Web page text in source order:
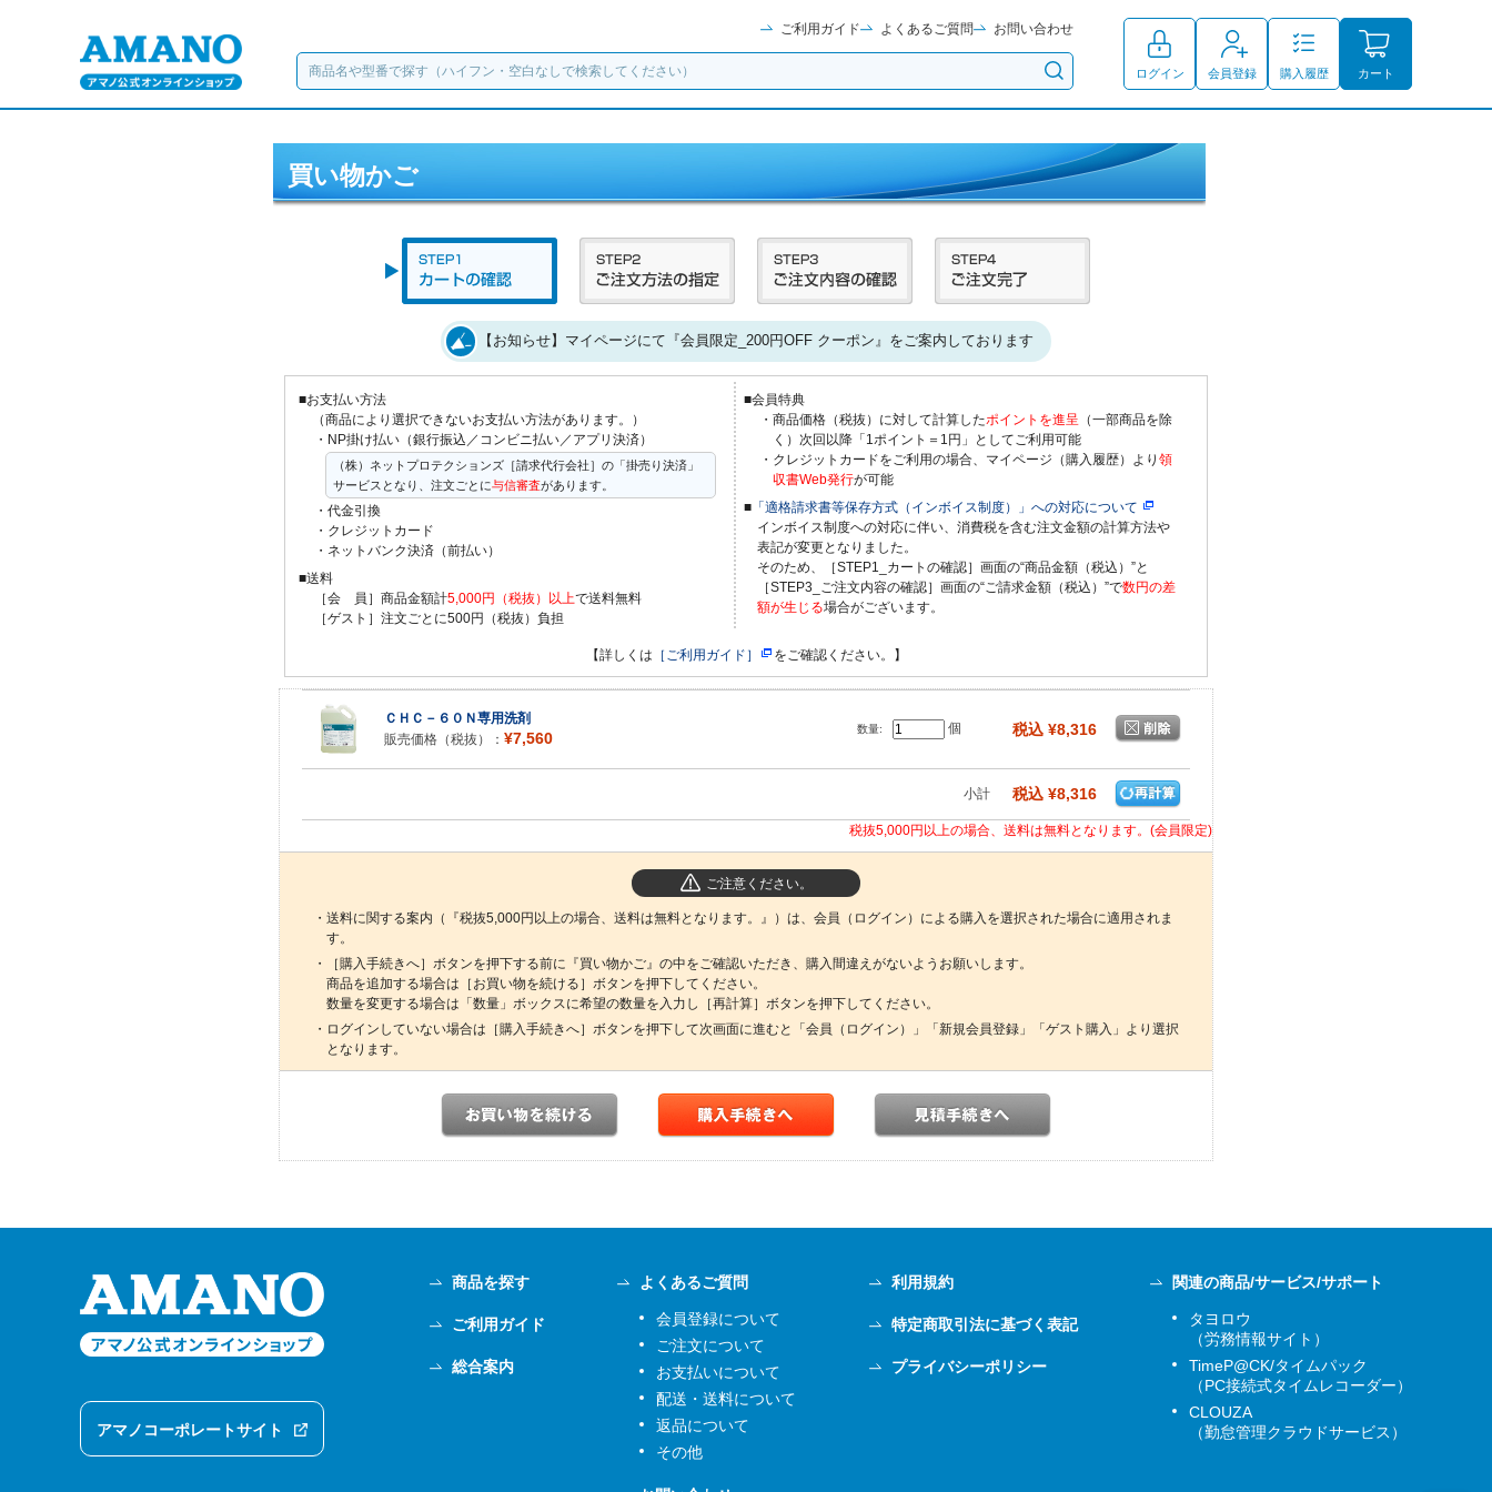
ご利用ガイド よくあるご質問 お問い合わせ
ログイン 会員登録 購入履歴 カート
買い物かご
【お知らせ】マイページにて『会員限定_200円OFF クーポン』をご案内しております
■お支払い方法
（商品により選択できないお支払い方法があります。）
・NP掛け払い（銀行振込／コンビニ払い／アプリ決済）
（株）ネットプロテクションズ［請求代行会社］の「掛売り決済」
サービスとなり、注文ごとに与信審査があります。
・代金引換
・クレジットカード
・ネットバンク決済（前払い）
■送料
［会 員］商品金額計5,000円（税抜）以上で送料無料
［ゲスト］注文ごとに500円（税抜）負担
■会員特典
・商品価格（税抜）に対して計算したポイントを進呈 （一部商品を除
く）次回以降「1ポイント＝1円」としてご利用可能
・クレジットカードをご利用の場合、マイページ（購入履歴）より 領
収書Web発行が可能
■ 「適格請求書等保存方式（インボイス制度）」への対応について
インボイス制度への対応に伴い、消費税を含む注文金額の計算方法や
表記が変更となりました。
そのため、［STEP1_カートの確認］画面の“商品金額（税込）”と
［STEP3_ご注文内容の確認］画面の“ご請求金額（税込）”で数円の差
額が生じる場合がございます。
【詳しくは ［ご利用ガイド］ をご確認ください。】
ＣＨＣ－６０Ｎ専用洗剤
販売価格（税抜）： ¥7,560
数量: 個 税込 ¥8,316
小計 税込 ¥8,316
税抜5,000円以上の場合、送料は無料となります。(会員限定)
ご注意ください。
・送料に関する案内（『税抜5,000円以上の場合、送料は無料となります。』）は、会員（ログイン）による購入を選択された場合に適用されま
す。
・［購入手続きへ］ボタンを押下する前に『買い物かご』の中をご確認いただき、購入間違えがないようお願いします。
商品を追加する場合は［お買い物を続ける］ボタンを押下してください。
数量を変更する場合は「数量」ボックスに希望の数量を入力し［再計算］ボタンを押下してください。
・ログインしていない場合は［購入手続きへ］ボタンを押下して次画面に進むと「会員（ログイン）」「新規会員登録」「ゲスト購入」より選択
となります。
アマノコーポレートサイト
商品を探す
ご利用ガイド
総合案内
よくあるご質問
会員登録について
ご注文について
お支払いについて
配送・送料について
返品について
その他
利用規約
特定商取引法に基づく表記
プライバシーポリシー
関連の商品/サービス/サポート
タヨロウ
（労務情報サイト）
TimeP@CK/タイムパック
（PC接続式タイムレコーダー）
CLOUZA
（勤怠管理クラウドサービス）